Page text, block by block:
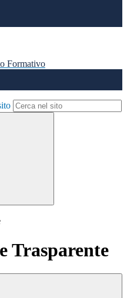
Formativo
Trasparente